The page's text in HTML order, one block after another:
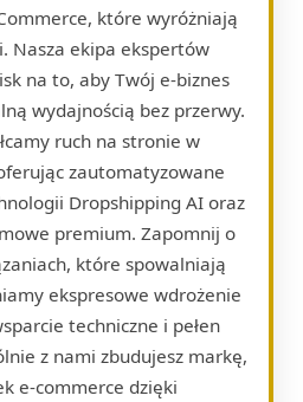
które wyróżniają
Nasza ekipa ekspertów
na to, aby Twój e-biznes
wydajnością bez przerwy.
ruch na stronie w
zautomatyzowane
Dropshipping AI oraz
premium. Zapomnij o
które spowalniają
ekspresowe wdrożenie
techniczne i pełen
z nami zbudujesz markę,
e-commerce dzięki